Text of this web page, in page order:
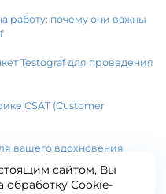
работу: почему они важны
Testograf для проведения
CSAT (Customer
вашего вдохновения
успешной реализации
сайтом, Вы
обработку Сookie-